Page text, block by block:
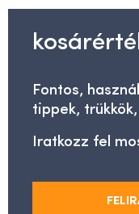
Fontos,
tippek,
Iratkozz fel